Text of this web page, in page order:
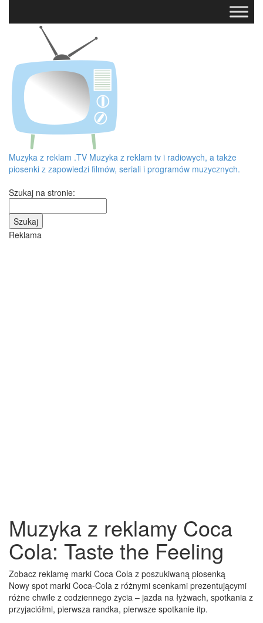
Muzyka z reklam .TV Muzyka z reklam tv i radiowych, a także
piosenki z zapowiedzi filmów, seriali i programów muzycznych.
Szukaj na stronie:
Reklama
Muzyka z reklamy Coca
Cola: Taste the Feeling
Zobacz reklamę marki Coca Cola z poszukiwaną piosenką
Nowy spot marki Coca-Cola z różnymi scenkami prezentującymi
różne chwile z codziennego życia – jazda na łyżwach, spotkania z
przyjaciółmi, pierwsza randka, pierwsze spotkanie itp.